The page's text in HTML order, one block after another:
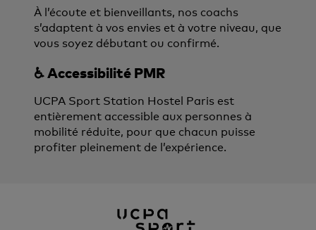
À l’écoute et bienveillants, nos coachs
s’adaptent à vos envies et à votre niveau, que
vous soyez débutant ou confirmé.
♿ Accessibilité PMR
UCPA Sport Station Hostel Paris est
entièrement accessible aux personnes à
mobilité réduite, pour que chacun puisse
profiter pleinement de l’expérience.